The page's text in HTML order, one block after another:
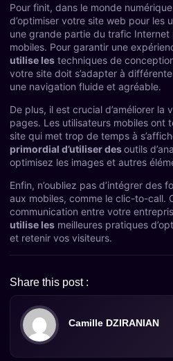
Pour finit, dans le monde
d’optimiser votre site web pour les
une grande partie du trafic
mobiles. Pour garantir une
utilise les techniques de
votre site doit s’adapter à
une navigation fluide et agréable.
De plus, il est crucial d’améliorer
pages. Les utilisateurs mobiles ont
site qui met trop de temps à
primordial d’utiliser desoutils
optimisez les images et autres
Enfin, n’oubliez pas d’intégrer des
aux mobiles, comme le clic-to-call.
communication entre votre
utilise les meilleures pratiques
et retenir vos visiteurs.
Share this post :
Camille DZIRANIAN